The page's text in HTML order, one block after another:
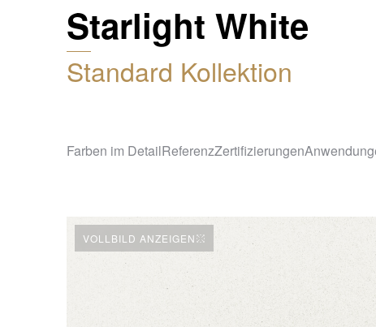
Starlight White
Standard Kollektion
Farben im DetailReferenzZertifizierungen
VOLLBILD ANZEIGEN